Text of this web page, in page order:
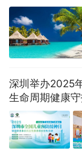
深圳举办2025
生命周期健康